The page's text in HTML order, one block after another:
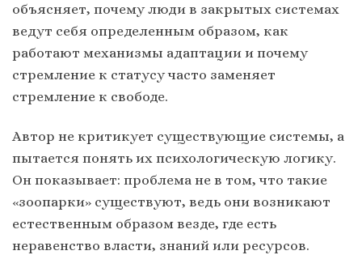
объясняет, почему люди в закрытых системах
ведут себя определенным образом, как
работают механизмы адаптации и почему
стремление к статусу часто заменяет
стремление к свободе.
Автор не критикует существующие системы, а
пытается понять их психологическую логику.
Он показывает: проблема не в том, что такие
«зоопарки» существуют, ведь они возникают
естественным образом везде, где есть
неравенство власти, знаний или ресурсов.